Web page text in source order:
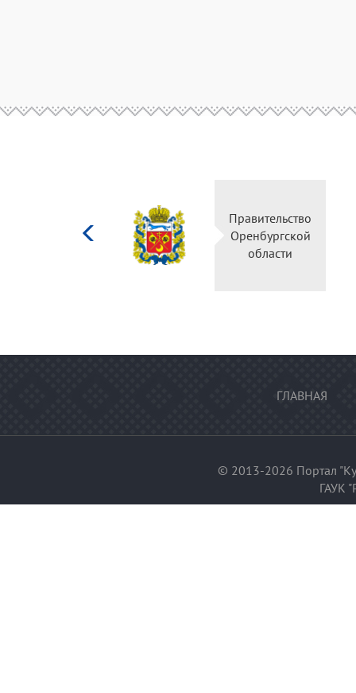
Правительство
Оренбургской
области
ГЛАВНАЯ
© 2013-2026 Портал
ГАУК